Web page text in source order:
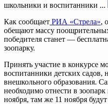
школьники и воспитанники ...
Как сообщает РИА «Стрела»,
обещают массу
победителя станет —
зоопарку.
Принять участие в конкурсе
воспитанники детских садов,
внешкольного образования.
необходимо отнести в
ноября, там же 11 ноября